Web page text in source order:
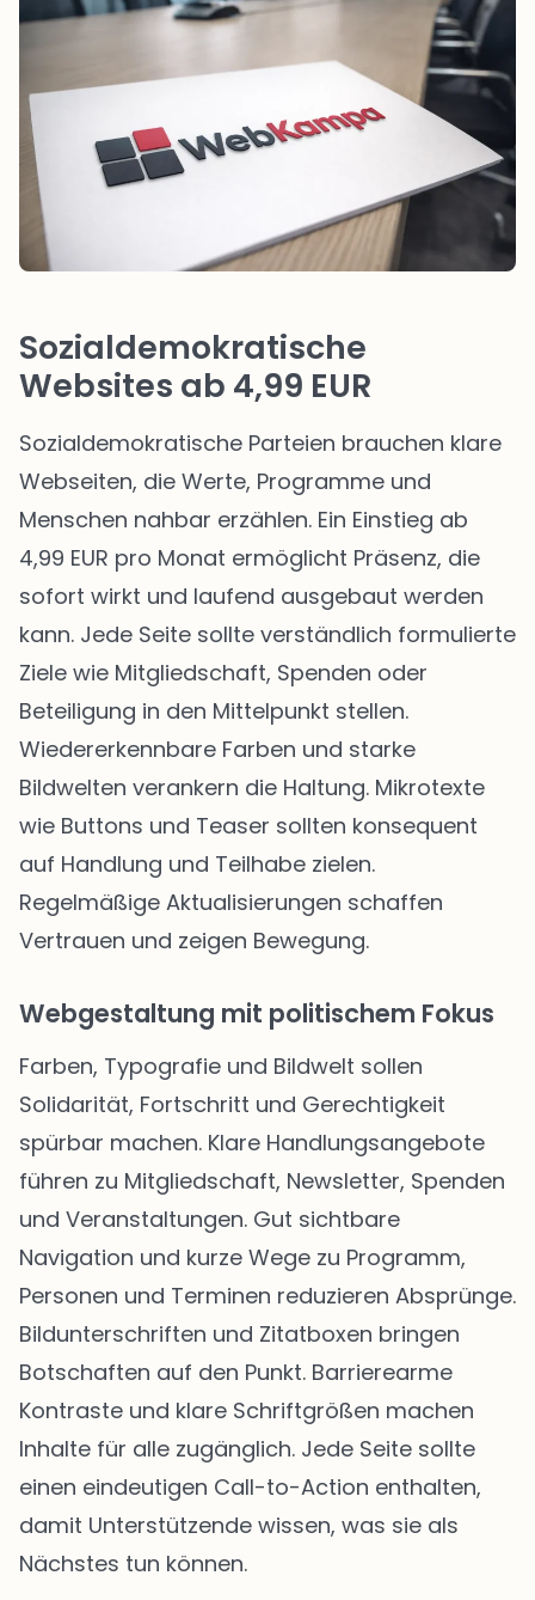
Sozialdemokratische
Websites ab 4,99 EUR
Sozialdemokratische Parteien brauchen klare
Webseiten, die Werte, Programme und
Menschen nahbar erzählen. Ein Einstieg ab
4,99 EUR pro Monat ermöglicht Präsenz, die
sofort wirkt und laufend ausgebaut werden
kann. Jede Seite sollte verständlich formulierte
Ziele wie Mitgliedschaft, Spenden oder
Beteiligung in den Mittelpunkt stellen.
Wiedererkennbare Farben und starke
Bildwelten verankern die Haltung. Mikrotexte
wie Buttons und Teaser sollten konsequent
auf Handlung und Teilhabe zielen.
Regelmäßige Aktualisierungen schaffen
Vertrauen und zeigen Bewegung.
Webgestaltung mit politischem Fokus
Farben, Typografie und Bildwelt sollen
Solidarität, Fortschritt und Gerechtigkeit
spürbar machen. Klare Handlungsangebote
führen zu Mitgliedschaft, Newsletter, Spenden
und Veranstaltungen. Gut sichtbare
Navigation und kurze Wege zu Programm,
Personen und Terminen reduzieren Absprünge.
Bildunterschriften und Zitatboxen bringen
Botschaften auf den Punkt. Barrierearme
Kontraste und klare Schriftgrößen machen
Inhalte für alle zugänglich. Jede Seite sollte
einen eindeutigen Call-to-Action enthalten,
damit Unterstützende wissen, was sie als
Nächstes tun können.